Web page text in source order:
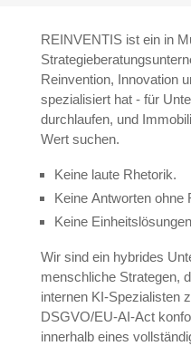
REINVENTIS ist ein in
Reinvention, Innovation
spezialisiert hat - für
durchlaufen, und
Wert suchen.
Keine laute Rhetorik.
Keine Antworten ohne
Keine
Wir sind ein hybrides
menschliche Strategen,
internen KI-Spezialisten
DSGVO/EU-AI-Act
innerhalb eines